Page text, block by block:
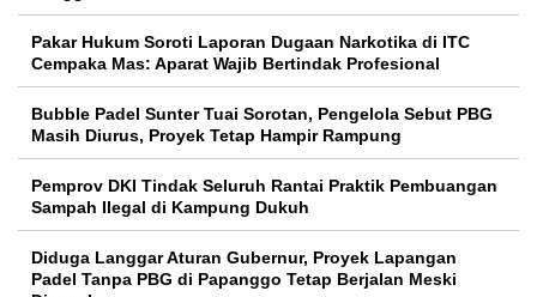
Pakar Hukum Soroti Laporan Dugaan Narkotika di ITC
Cempaka Mas: Aparat Wajib Bertindak Profesional
Bubble Padel Sunter Tuai Sorotan, Pengelola Sebut PBG
Masih Diurus, Proyek Tetap Hampir Rampung
Pemprov DKI Tindak Seluruh Rantai Praktik Pembuangan
Sampah Ilegal di Kampung Dukuh
Diduga Langgar Aturan Gubernur, Proyek Lapangan
Padel Tanpa PBG di Papanggo Tetap Berjalan Meski